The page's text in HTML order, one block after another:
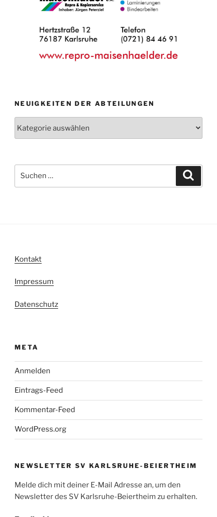
NEUIGKEITEN DER ABTEILUNGEN
nach:
Kontakt
Impressum
Datenschutz
META
Anmelden
Eintrags-Feed
Kommentar-Feed
WordPress.org
NEWSLETTER SV KARLSRUHE-BEIERTHEIM
Melde dich mit deiner E-Mail Adresse an, um den
Newsletter des SV Karlsruhe-Beiertheim zu erhalten.